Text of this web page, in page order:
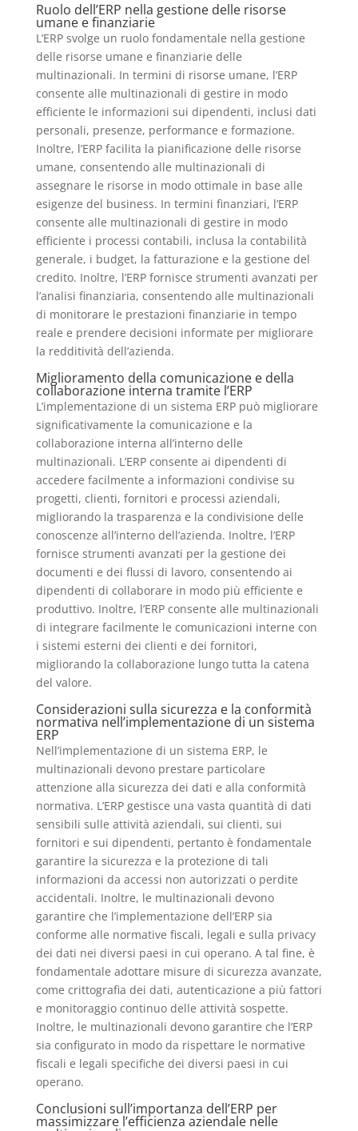
Ruolo dell’ERP nella gestione delle risorse
umane e finanziarie
L’ERP svolge un ruolo fondamentale nella gestione
delle risorse umane e finanziarie delle
multinazionali. In termini di risorse umane, l’ERP
consente alle multinazionali di gestire in modo
efficiente le informazioni sui dipendenti, inclusi dati
personali, presenze, performance e formazione.
Inoltre, l’ERP facilita la pianificazione delle risorse
umane, consentendo alle multinazionali di
assegnare le risorse in modo ottimale in base alle
esigenze del business. In termini finanziari, l’ERP
consente alle multinazionali di gestire in modo
efficiente i processi contabili, inclusa la contabilità
generale, i budget, la fatturazione e la gestione del
credito. Inoltre, l’ERP fornisce strumenti avanzati per
l’analisi finanziaria, consentendo alle multinazionali
di monitorare le prestazioni finanziarie in tempo
reale e prendere decisioni informate per migliorare
la redditività dell’azienda.
Miglioramento della comunicazione e della
collaborazione interna tramite l’ERP
L’implementazione di un sistema ERP può migliorare
significativamente la comunicazione e la
collaborazione interna all’interno delle
multinazionali. L’ERP consente ai dipendenti di
accedere facilmente a informazioni condivise su
progetti, clienti, fornitori e processi aziendali,
migliorando la trasparenza e la condivisione delle
conoscenze all’interno dell’azienda. Inoltre, l’ERP
fornisce strumenti avanzati per la gestione dei
documenti e dei flussi di lavoro, consentendo ai
dipendenti di collaborare in modo più efficiente e
produttivo. Inoltre, l’ERP consente alle multinazionali
di integrare facilmente le comunicazioni interne con
i sistemi esterni dei clienti e dei fornitori,
migliorando la collaborazione lungo tutta la catena
del valore.
Considerazioni sulla sicurezza e la conformità
normativa nell’implementazione di un sistema
ERP
Nell’implementazione di un sistema ERP, le
multinazionali devono prestare particolare
attenzione alla sicurezza dei dati e alla conformità
normativa. L’ERP gestisce una vasta quantità di dati
sensibili sulle attività aziendali, sui clienti, sui
fornitori e sui dipendenti, pertanto è fondamentale
garantire la sicurezza e la protezione di tali
informazioni da accessi non autorizzati o perdite
accidentali. Inoltre, le multinazionali devono
garantire che l’implementazione dell’ERP sia
conforme alle normative fiscali, legali e sulla privacy
dei dati nei diversi paesi in cui operano. A tal fine, è
fondamentale adottare misure di sicurezza avanzate,
come crittografia dei dati, autenticazione a più fattori
e monitoraggio continuo delle attività sospette.
Inoltre, le multinazionali devono garantire che l’ERP
sia configurato in modo da rispettare le normative
fiscali e legali specifiche dei diversi paesi in cui
operano.
Conclusioni sull’importanza dell’ERP per
massimizzare l’efficienza aziendale nelle